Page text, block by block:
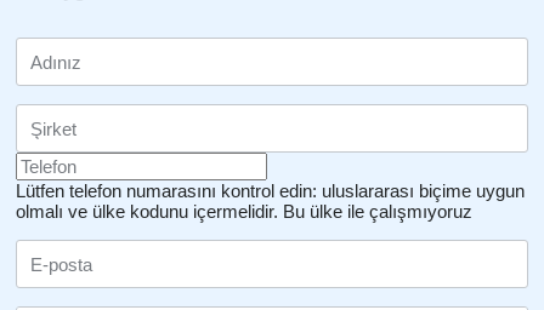
Lütfen telefon numarasını kontrol edin: uluslararası biçime uygun
olmalı ve ülke kodunu içermelidir. Bu ülke ile çalışmıyoruz